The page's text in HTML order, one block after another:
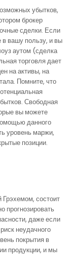
убытков,
брокер
сделки. Если
в вашу пользу, и вы
аутом (сделка
торговля дает
на активы, на
Помните, что
Свободная
вы можете
данного
уровень маржи,
позиции.
состоит
прогнозировать
даже если
неудачного
покрытия в
продукции, и мы